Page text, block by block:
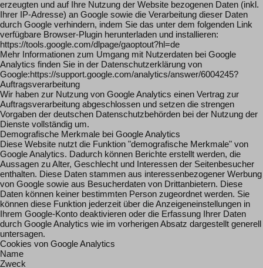
erzeugten und auf Ihre Nutzung der Website bezogenen Daten (inkl.
Ihrer IP-Adresse) an Google sowie die Verarbeitung dieser Daten
durch Google verhindern, indem Sie das unter dem folgenden Link
verfügbare Browser-Plugin herunterladen und installieren:
https://tools.google.com/dlpage/gaoptout?hl=de
Mehr Informationen zum Umgang mit Nutzerdaten bei Google
Analytics finden Sie in der Datenschutzerklärung von
Google:https://support.google.com/analytics/answer/6004245?
Auftragsverarbeitung
Wir haben zur Nutzung von Google Analytics einen Vertrag zur
Auftragsverarbeitung abgeschlossen und setzen die strengen
Vorgaben der deutschen Datenschutzbehörden bei der Nutzung der
Dienste vollständig um.
Demografische Merkmale bei Google Analytics
Diese Website nutzt die Funktion "demografische Merkmale" von
Google Analytics. Dadurch können Berichte erstellt werden, die
Aussagen zu Alter, Geschlecht und Interessen der Seitenbesucher
enthalten. Diese Daten stammen aus interessenbezogener Werbung
von Google sowie aus Besucherdaten von Drittanbietern. Diese
Daten können keiner bestimmten Person zugeordnet werden. Sie
können diese Funktion jederzeit über die Anzeigeneinstellungen in
Ihrem Google-Konto deaktivieren oder die Erfassung Ihrer Daten
durch Google Analytics wie im vorherigen Absatz dargestellt generell
untersagen.
Cookies von Google Analytics
Name
Zweck